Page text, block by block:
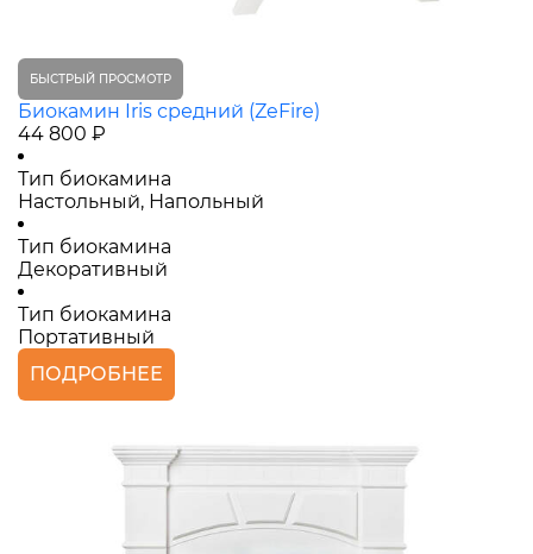
БЫСТРЫЙ ПРОСМОТР
Биокамин Iris средний (ZeFire)
44 800 ₽
Тип биокамина
Настольный, Напольный
Тип биокамина
Декоративный
Тип биокамина
Портативный
ПОДРОБНЕЕ